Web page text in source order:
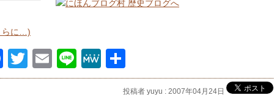
らに…)
Facebook
Twitter
EmailLineMeWe
有
投稿者 yuyu : 2007年04月24日